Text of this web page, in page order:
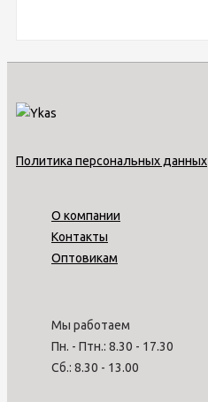
Политика персональных данных
О компании
Контакты
Оптовикам
Мы работаем
Пн. - Птн.: 8.30 - 17.30
Сб.: 8.30 - 13.00